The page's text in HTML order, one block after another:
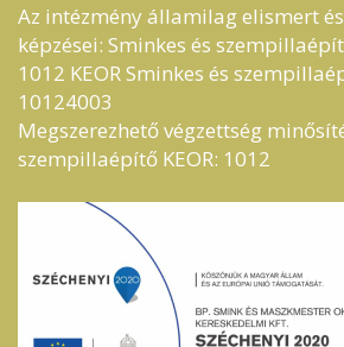
Az intézmény államilag elismert
képzései: Sminkes és
1012 KEOR Sminkes és
10124003
Megszerezhető végzettség
szempillaépítő KEOR: 1012